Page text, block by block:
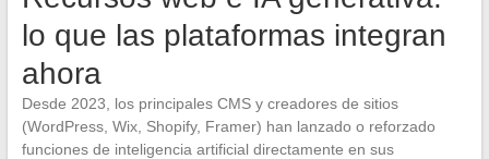
lo que las plataformas integran
ahora
Desde 2023, los principales CMS y creadores de sitios
(WordPress, Wix, Shopify, Framer) han lanzado o reforzado
funciones de inteligencia artificial directamente en sus